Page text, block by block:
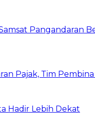
Pajak, Tim
Hadir Lebih Dekat